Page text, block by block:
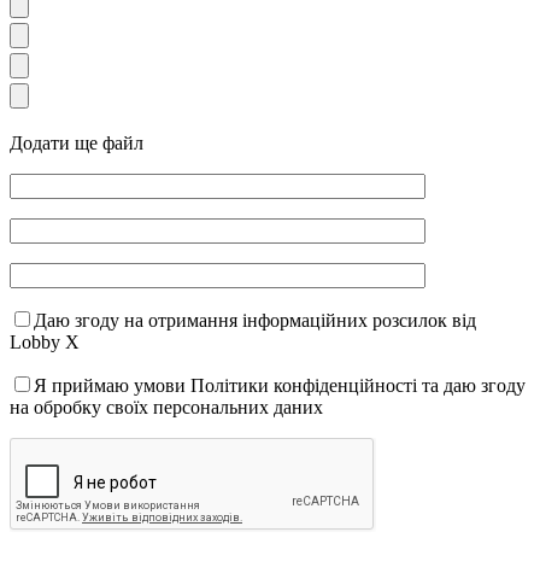
Додати ще файл
Даю згоду на отримання інформаційних розсилок від
Lobby X
Я приймаю умови Політики конфіденційності та даю згоду
на обробку своїх персональних даних